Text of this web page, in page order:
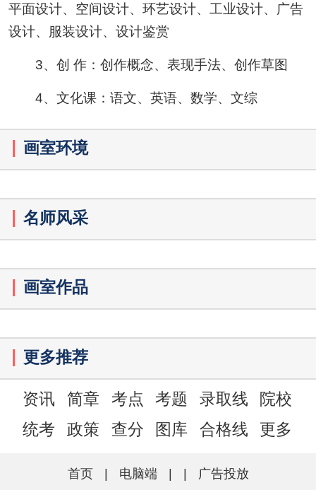
平面设计、空间设计、环艺设计、工业设计、广告
设计、服装设计、设计鉴赏
3、创 作：创作概念、表现手法、创作草图
4、文化课：语文、英语、数学、文综
画室环境
名师风采
画室作品
更多推荐
资讯 简章 考点 考题 录取线
院校
统考
政策 查分 图库 合格线 更多
首页 | 电脑端 | |
广告投放